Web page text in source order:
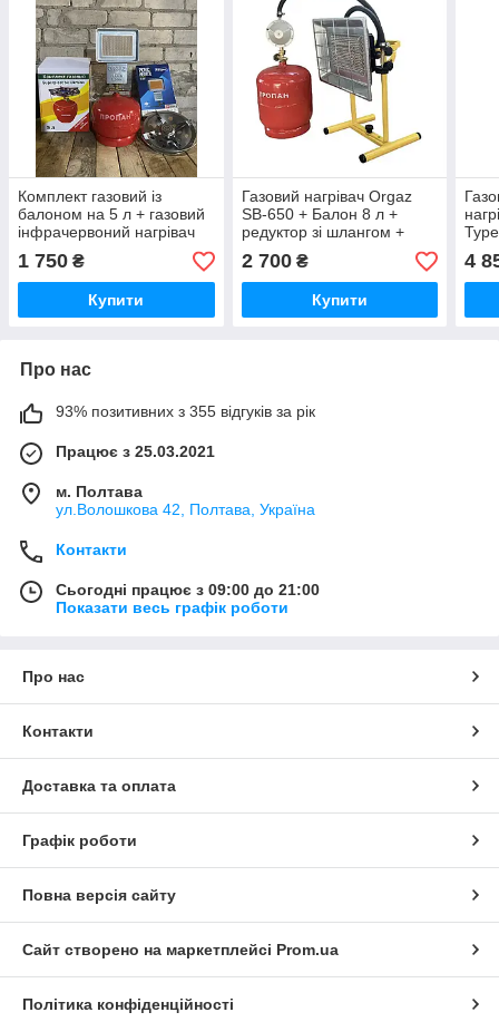
Комплект газовий із
балоном на 5 л + газовий
інфрачервоний нагрівач
Nurgaz
1 750 ₴
Купити
Газовий нагрівач Orgaz
SB-650 + Балон 8 л +
редуктор зі шлангом +
пальник на балон у
подарунок
2 700₴
Купити
для
4
Про нас
93% позитивних з 355 відгуків за рік
Працює з 25.03.2021
м. Полтава
ул.Волошкова 42, Полтава, Україна
Контакти
Сьогодні працює з 09:00 до 21:00
Показати весь графік роботи
Про нас
Контакти
Доставка та оплата
Графік роботи
Повна версія сайту
Сайт створено на маркетплейсі Prom.ua
Політика конфіденційності